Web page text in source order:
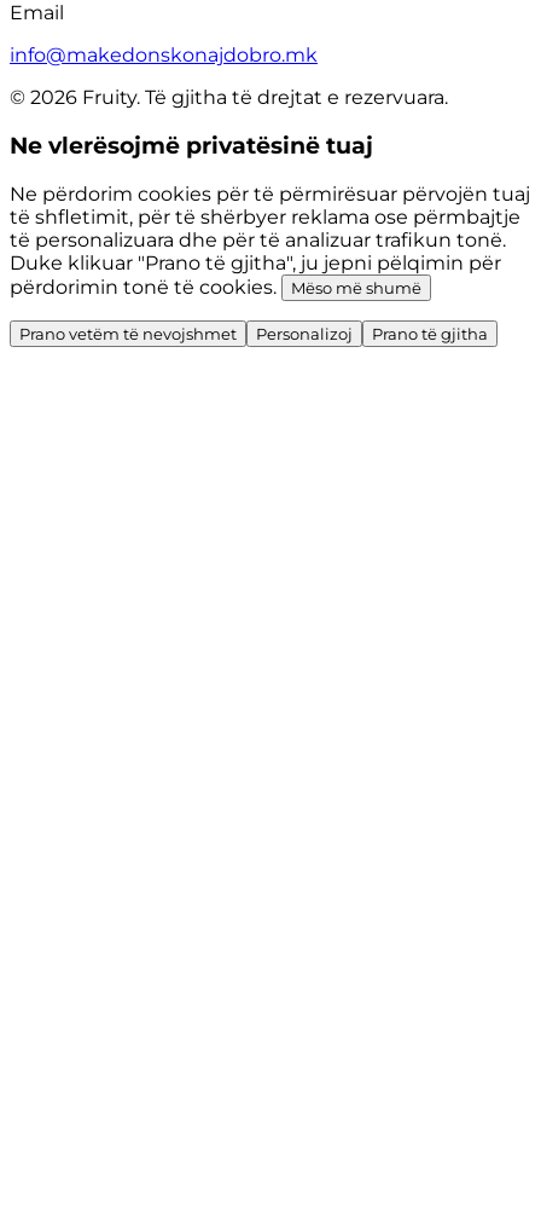
Email
info@makedonskonajdobro.mk
© 2026 Fruity. Të gjitha të drejtat e rezervuara.
Ne vlerësojmë privatësinë tuaj
Ne përdorim cookies për të përmirësuar përvojën tuaj
të shfletimit, për të shërbyer reklama ose përmbajtje
të personalizuara dhe për të analizuar trafikun tonë.
Duke klikuar "Prano të gjitha", ju jepni pëlqimin për
përdorimin tonë të cookies.
Mëso më shumë
Prano vetëm të nevojshmet Personalizoj Prano të gjitha